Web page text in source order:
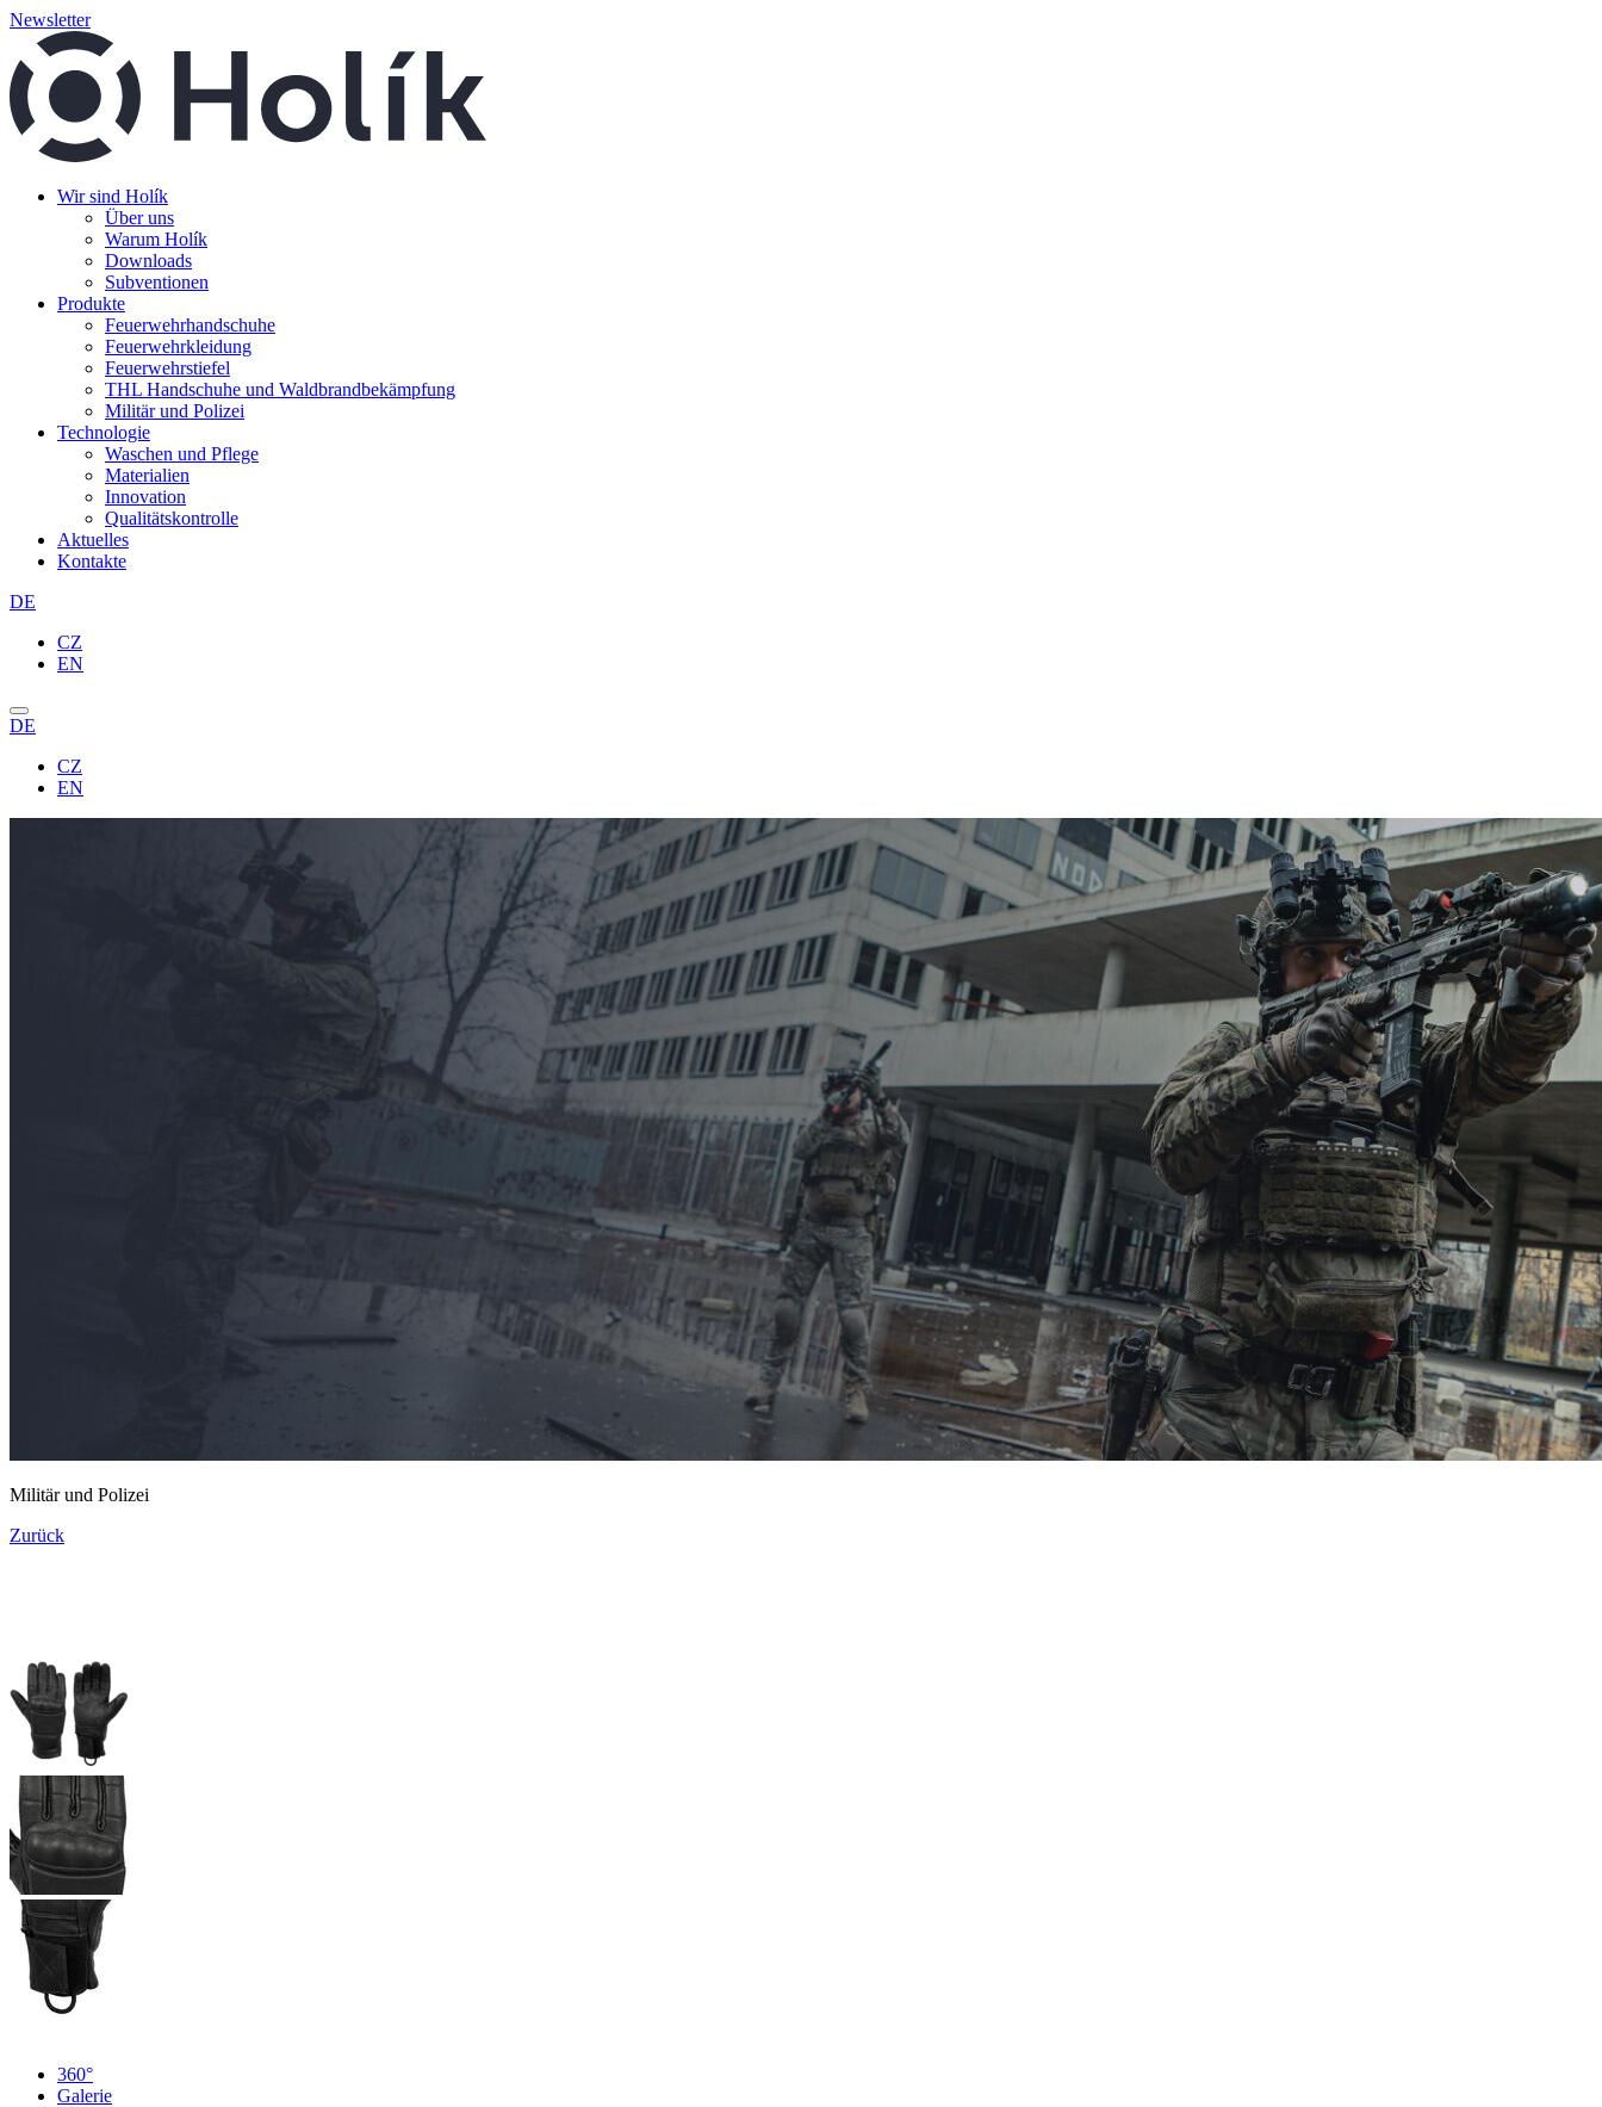
Newsletter
Wir sind Holík
Über uns
Warum Holík
Downloads
Subventionen
Produkte
Feuerwehrhandschuhe
Feuerwehrkleidung
Feuerwehrstiefel
THL Handschuhe und Waldbrandbekämpfung
Militär und Polizei
Technologie
Waschen und Pflege
Materialien
Innovation
Qualitätskontrolle
Aktuelles
Kontakte
DE
CZ
EN
DE
CZ
EN
Militär und Polizei
Zurück
360°
Galerie